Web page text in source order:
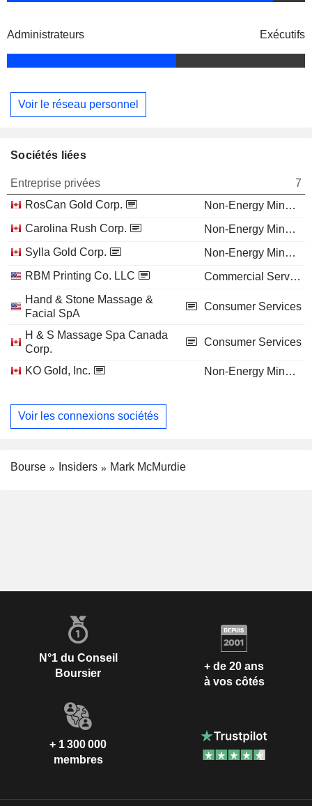
Administrateurs Exécutifs
Voir le réseau personnel
Sociétés liées
Entreprise privées
7
RosCan Gold Corp.
Non-Energy Minerals
Carolina Rush Corp.
Non-Energy Minerals
Sylla Gold Corp.
Non-Energy Minerals
RBM Printing Co. LLC
Commercial Services
Hand & Stone Massage &
Facial SpA
Consumer Services
H & S Massage Spa Canada
Corp.
Consumer Services
KO Gold, Inc. Non-Energy Minerals
Voir les connexions sociétés
Bourse Insiders Mark McMurdie
N°1 du Conseil
Boursier
+ de 20 ans
à vos côtés
+ 1 300 000
membres